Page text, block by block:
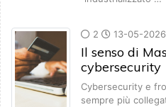
2 13-05-2026
Il senso di
cybersecurity
Cybersecurity e
sempre più